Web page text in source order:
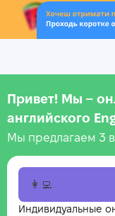
Привет! Мы –
английского
Мы предлагаем 3
👩‍💻
Индивидуальные